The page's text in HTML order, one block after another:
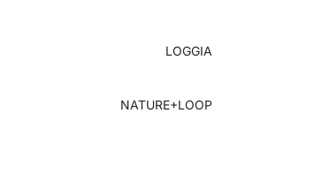
LOGGIA
NATURE+LOOP